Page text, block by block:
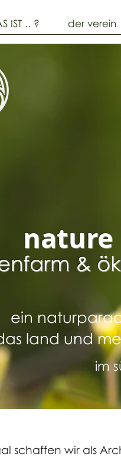
IST .. ? der verein
nature
&
ein
land und
im
schaffen wir als